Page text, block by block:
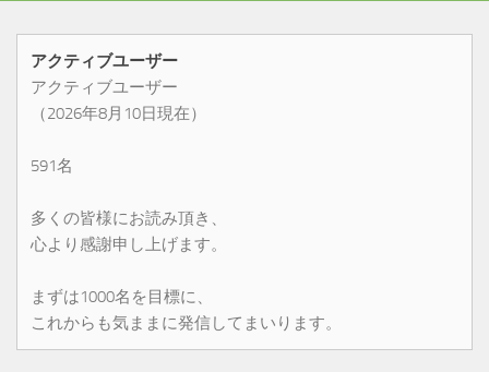
アクティブユーザー
アクティブユーザー
（2026年8月10日現在）
591名
多くの皆様にお読み頂き、
心より感謝申し上げます。
まずは1000名を目標に、
これからも気ままに発信してまいります。